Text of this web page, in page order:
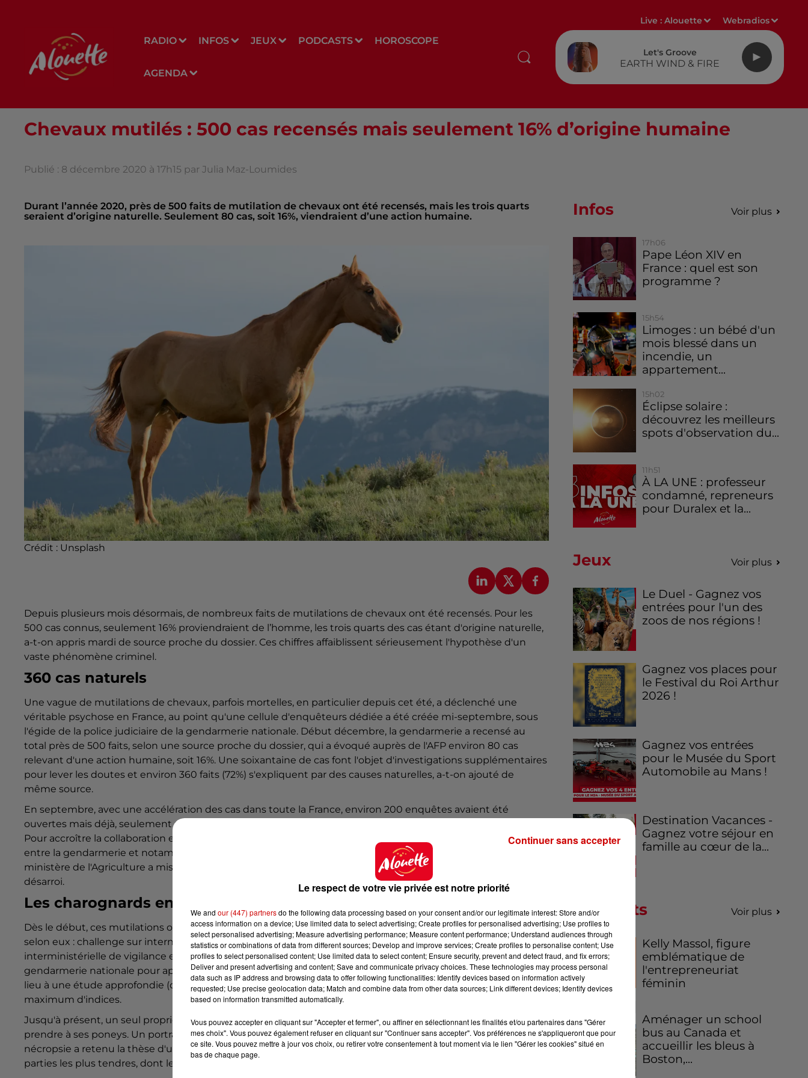
RADIO INFOS JEUX PODCASTS HOROSCOPE
AGENDA
Live :Alouette Webradios
Let's Groove
EARTH WIND & FIRE
Chevaux mutilés : 500 cas recensés mais seulement 16% d’origine humaine
Publié : 8 décembre 2020 à 17h15 par Julia Maz-Loumides
Durant l’année 2020, près de 500 faits de mutilation de chevaux ont été recensés, mais les trois quarts
seraient d’origine naturelle. Seulement 80 cas, soit 16%, viendraient d’une action humaine.
Crédit : Unsplash
Depuis plusieurs mois désormais, de nombreux faits de mutilations de chevaux ont été recensés. Pour les
500 cas connus, seulement 16% proviendraient de l’homme, les trois quarts des cas étant d'origine naturelle,
a-t-on appris mardi de source proche du dossier. Ces chiffres affaiblissent sérieusement l'hypothèse d'un
vaste phénomène criminel.
360 cas naturels
Une vague de mutilations de chevaux, parfois mortelles, en particulier depuis cet été, a déclenché une
véritable psychose en France, au point qu'une cellule d'enquêteurs dédiée a été créée mi-septembre, sous
l'égide de la police judiciaire de la gendarmerie nationale. Début décembre, la gendarmerie a recensé au
total près de 500 faits, selon une source proche du dossier, qui a évoqué auprès de l'AFP environ 80 cas
relevant d'une action humaine, soit 16%. Une soixantaine de cas font l'objet d'investigations supplémentaires
pour lever les doutes et environ 360 faits (72%) s'expliquent par des causes naturelles, a-t-on ajouté de
même source.
En septembre, avec une accélération des cas dans toute la France, environ 200 enquêtes avaient été
ouvertes mais déjà, seulement une trentaine étaient considérés de nature humaine, selon la gendarmerie.
Pour accroître la collaboration entre les enquêteurs et le milieu équin, une convention a alors été signée
entre la gendarmerie et notamment la fédération nationale des conseils des chevaux. De son côté, le
ministère de l'Agriculture a mis en place une cellule de conseils pour les propriétaires d'équidés, en plein
désarroi.
Les charognards en cause
Dès le début, ces mutilations ont laissé perplexes les enquêteurs. Les auteurs ont des motivations diverses
selon eux : challenge sur internet, pratiques sataniques, haine des équidés, mimétisme, etc. La Mission
interministérielle de vigilance et de lutte contre les dérives sectaires (Miviludes) a été sollicitée par la
gendarmerie nationale pour apporter également son concours aux investigations. Chacun des faits donne
lieu à une étude approfondie (constatation par un vétérinaire, nécropsie, analyses...) afin de recueillir le
maximum d'indices.
Jusqu'à présent, un seul propriétaire de refuge a dit s'être retrouvé face à deux agresseurs venus s'en
prendre à ses poneys. Un portrait-robot de l'un d'eux a été établi, mais sans résultat. Dans certains cas, la
nécropsie a retenu la thèse d'une action animale nécrophage sur la carcasse du cheval, en particulier sur ses
parties les plus tendres, dont les yeux ou les oreilles.
Infos Voir plus
17h06
Pape Léon XIV en
France : quel est son
programme ?
15h54
Limoges : un bébé d'un
mois blessé dans un
incendie, un
appartement...
15h02
Éclipse solaire :
découvrez les meilleurs
spots d'observation du...
11h51
À LA UNE : professeur
condamné, repreneurs
pour Duralex et la...
Jeux Voir plus
Le Duel - Gagnez vos
entrées pour l'un des
zoos de nos régions !
Gagnez vos places pour
le Festival du Roi Arthur
2026 !
Gagnez vos entrées
pour le Musée du Sport
Automobile au Mans !
Destination Vacances -
Gagnez votre séjour en
famille au cœur de la...
Podcasts Voir plus
Kelly Massol, figure
emblématique de
l'entrepreneuriat
féminin
Aménager un school
bus au Canada et
accueillir les bleus à
Boston,...
Le respect de votre vie privée est notre priorité
We and our (447) partnersdo the following data processing based on your consent and/or our legitimate interest: Store and/or
access information on a device; Use limited data to select advertising; Create profiles for personalised advertising; Use profiles to
select personalised advertising; Measure advertising performance; Measure content performance; Understand audiences through
statistics or combinations of data from different sources; Develop and improve services; Create profiles to personalise content; Use
profiles to select personalised content; Use limited data to select content; Ensure security, prevent and detect fraud, and fix errors;
Deliver and present advertising and content; Save and communicate privacy choices. These technologies may process personal
data such as IP address and browsing data to offer following functionalities: Identify devices based on information actively
requested; Use precise geolocation data; Match and combine data from other data sources; Link different devices; Identify devices
based on information transmitted automatically.
Vous pouvez accepter en cliquant sur "Accepter et fermer", ou affiner en sélectionnant les finalités et/ou partenaires dans "Gérer
mes choix". Vous pouvez également refuser en cliquant sur "Continuer sans accepter". Vos préférences ne s'appliqueront que pour
ce site. Vous pouvez mettre à jour vos choix, ou retirer votre consentement à tout moment via le lien "Gérer les cookies" situé en
bas de chaque page.
Continuer sans accepter